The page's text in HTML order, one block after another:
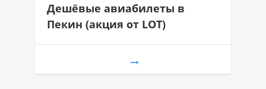
Дешёвые авиабилеты в
Пекин (акция от LOT)